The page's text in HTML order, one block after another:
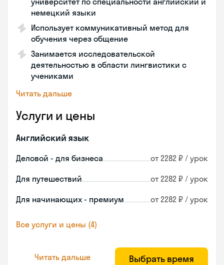
немецкий языки
Использует коммуникативный метод для
обучения через общение
Занимается исследовательской
деятельностью в области лингвистики с
учениками
Читать дальше
Услуги и цены
Английский язык
Деловой - для бизнеса от 2282 ₽ / урок
Для путешествий от 2282 ₽ / урок
Для начинающих - премиум от 2282 ₽ / урок
Все услуги и цены (4)
Читать дальше Выбрать время